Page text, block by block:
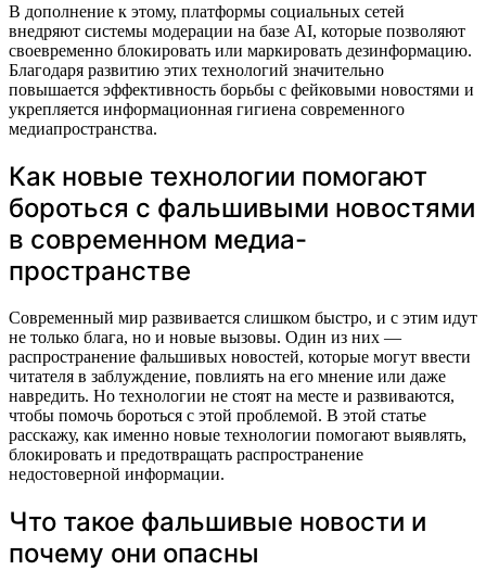
В дополнение к этому, платформы социальных сетей
внедряют системы модерации на базе AI, которые позволяют
своевременно блокировать или маркировать дезинформацию.
Благодаря развитию этих технологий значительно
повышается эффективность борьбы с фейковыми новостями и
укрепляется информационная гигиена современного
медиапространства.
Как новые технологии помогают
бороться с фальшивыми новостями
в современном медиа-
пространстве
Современный мир развивается слишком быстро, и с этим идут
не только блага, но и новые вызовы. Один из них —
распространение фальшивых новостей, которые могут ввести
читателя в заблуждение, повлиять на его мнение или даже
навредить. Но технологии не стоят на месте и развиваются,
чтобы помочь бороться с этой проблемой. В этой статье
расскажу, как именно новые технологии помогают выявлять,
блокировать и предотвращать распространение
недостоверной информации.
Что такое фальшивые новости и
почему они опасны